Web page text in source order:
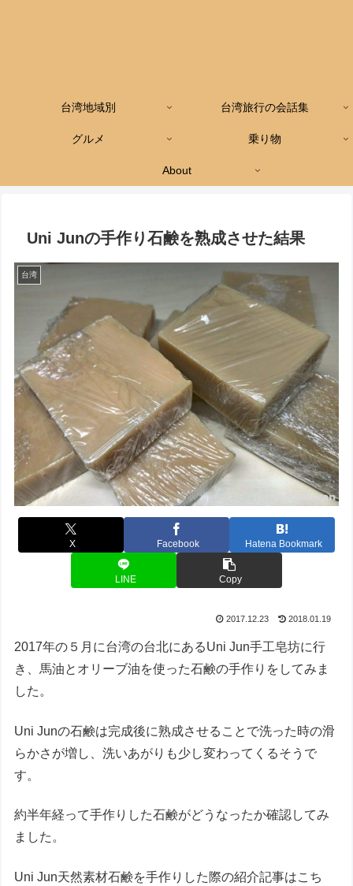
台湾地域別 台湾旅行の会話集
グルメ 乗り物
About
Uni Junの手作り石鹸を熟成させた結果
台湾
X Facebook Hatena Bookmark
LINE Copy
2017.12.23 2018.01.19
2017年の５月に台湾の台北にあるUni Jun手工皂坊に行
き、馬油とオリーブ油を使った石鹸の手作りをしてみま
した。
Uni Junの石鹸は完成後に熟成させることで洗った時の滑
らかさが増し、洗いあがりも少し変わってくるそうで
す。
約半年経って手作りした石鹸がどうなったか確認してみ
ました。
Uni Jun天然素材石鹸を手作りした際の紹介記事はこち